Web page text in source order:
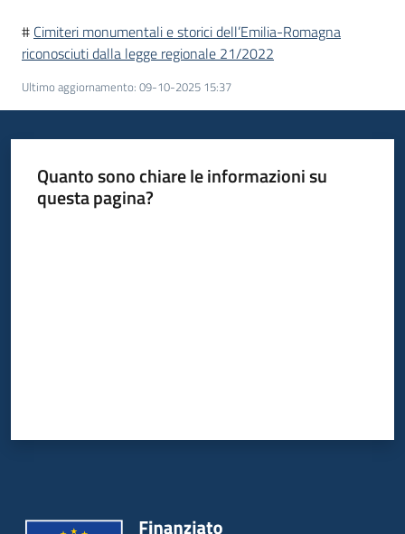
Seguici
su
# Cimiteri monumentali e storici dell’Emilia-Romagna
riconosciuti dalla legge regionale 21/2022
Ultimo aggiornamento: 09-10-2025 15:37
Quanto sono chiare le informazioni su
questa pagina?